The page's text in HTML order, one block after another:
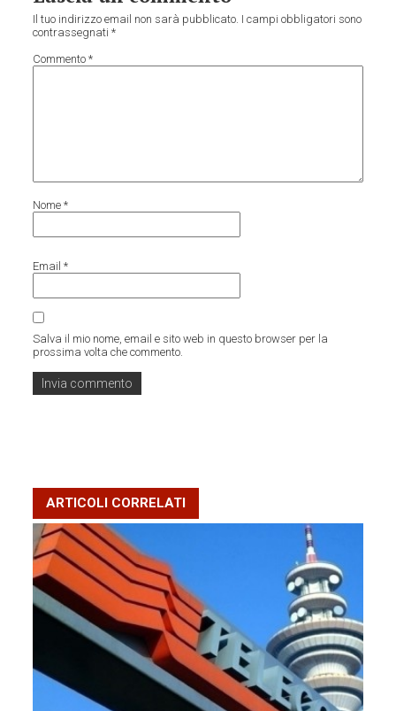
Il tuo indirizzo email non sarà pubblicato. I campi obbligatori sono
contrassegnati*
Commento*
Nome*
Email*
Salva il mio nome, email e sito web in questo browser per la
prossima volta che commento.
ARTICOLI CORRELATI